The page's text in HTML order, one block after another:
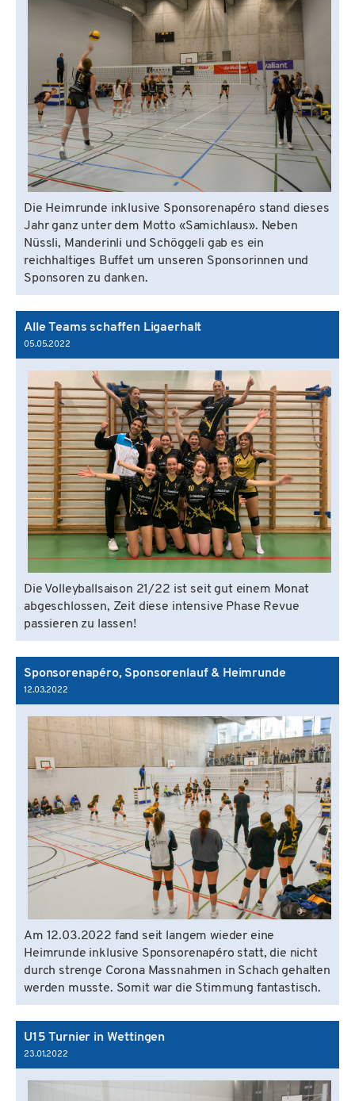
Die Heimrunde inklusive Sponsorenapéro stand dieses
Jahr ganz unter dem Motto «Samichlaus». Neben
Nüssli, Manderinli und Schöggeli gab es ein
reichhaltiges Buffet um unseren Sponsorinnen und
Sponsoren zu danken.
Alle Teams schaffen Ligaerhalt
05.05.2022
Die Volleyballsaison 21/22 ist seit gut einem Monat
abgeschlossen, Zeit diese intensive Phase Revue
passieren zu lassen!
Sponsorenapéro, Sponsorenlauf & Heimrunde
12.03.2022
Am 12.03.2022 fand seit langem wieder eine
Heimrunde inklusive Sponsorenapéro statt, die nicht
durch strenge Corona Massnahmen in Schach gehalten
werden musste. Somit war die Stimmung fantastisch.
U15 Turnier in Wettingen
23.01.2022